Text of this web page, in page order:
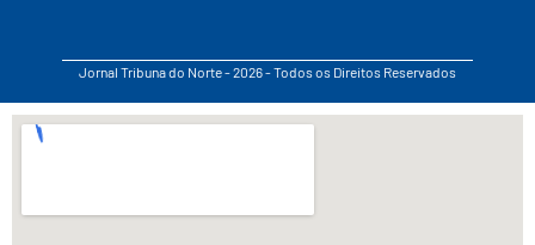
Jornal Tribuna do Norte - 2026 - Todos os Direitos Reservados